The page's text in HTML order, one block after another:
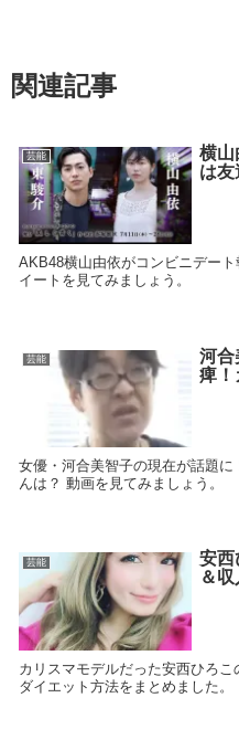
関連記事
芸能
横山
は友
AKB48横山由依がコンビニデー
イートを見てみましょう。
芸能
河合
痺！
女優・河合美智子の現在が話題
んは？ 動画を見てみましょう。
芸能
安西
＆
カリスマモデルだった安西ひろ
ダイエット方法をまとめました。